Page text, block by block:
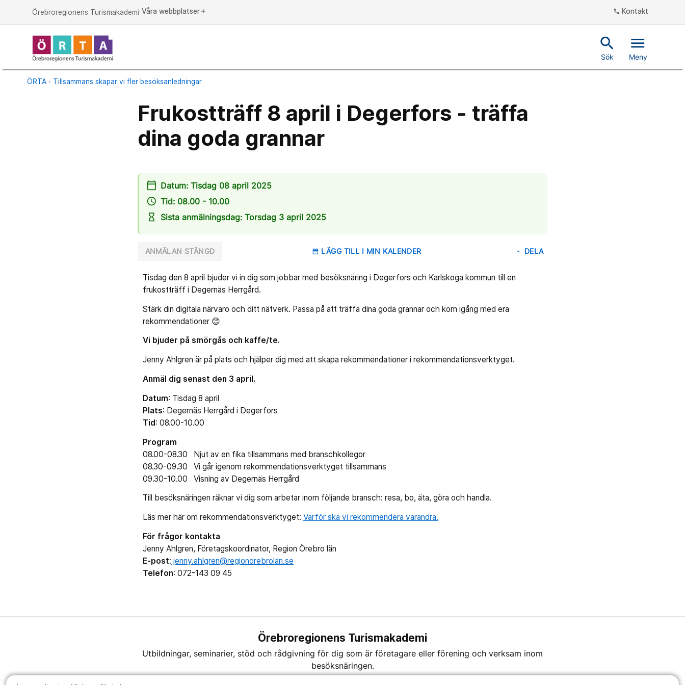
Örebroregionens Turismakademi Våra webbplatser add phone Kontakt
search
Sök
menu
Meny
ÖRTA Tillsammans skapar vi fler besöksanledningar
Frukostträff 8 april i Degerfors - träffa
dina goda grannar
calendar_today Datum: Tisdag 08 april 2025
access_time Tid: 08.00 - 10.00
hourglass_empty Sista anmälningsdag: Torsdag 3 april 2025
ANMÄLAN STÄNGD date_range LÄGG TILL I MIN KALENDER arrow_drop_down DELA
Tisdag den 8 april bjuder vi in dig som jobbar med besöksnäring i Degerfors och Karlskoga kommun till en
frukostträff i Degernäs Herrgård.
Stärk din digitala närvaro och ditt nätverk. Passa på att träffa dina goda grannar och kom igång med era
rekommendationer 😊
Vi bjuder på smörgås och kaffe/te.
Jenny Ahlgren är på plats och hjälper dig med att skapa rekommendationer i rekommendationsverktyget.
Anmäl dig senast den 3 april.
Datum: Tisdag 8 april
Plats: Degernäs Herrgård i Degerfors
Tid: 08.00-10.00
Program
08.00-08.30 Njut av en fika tillsammans med branschkollegor
08.30-09.30 Vi går igenom rekommendationsverktyget tillsammans
09.30-10.00 Visning av Degernäs Herrgård
Till besöksnäringen räknar vi dig som arbetar inom följande bransch: resa, bo, äta, göra och handla.
Läs mer här om rekommendationsverktyget:Varför ska vi rekommendera varandra.
För frågor kontakta
Jenny Ahlgren, Företagskoordinator, Region Örebro län
E-post: jenny.ahlgren@regionorebrolan.se
Telefon: 072-143 09 45
Örebroregionens Turismakademi
Utbildningar, seminarier, stöd och rådgivning för dig som är företagare eller förening och verksam inom
besöksnäringen.